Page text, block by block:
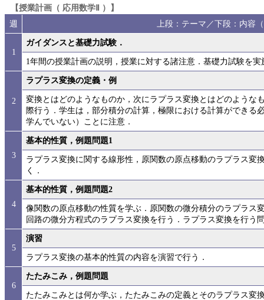
【授業計画（ 応用数学Ⅱ ）】
週
上段：テーマ／下段：内容
1
ガイダンスと基礎力試験．
1年間の授業計画の説明，授業に対する諸注意．基礎力試験を実
2
ラプラス変換の定義・例
変換とはどのようなものか，次にラプラス変換とはどのような
際行う．学生は，部分積分の計算，極限における計算ができる
学んでいない）ことに注意．
3
基本的性質，例題問題1
ラプラス変換に関する線形性，原関数の原点移動のラプラス変
く．
4
基本的性質，例題問題2
像関数の原点移動の性質を学ぶ．原関数の微分積分のラプラス
回路の微分方程式のラプラス変換を行う．ラプラス変換を行う
5
演習
ラプラス変換の基本的性質の内容を演習で行う．
6
たたみこみ，例題問題
たたみこみとは何か学ぶ，たたみこみの定義とそのラプラス変